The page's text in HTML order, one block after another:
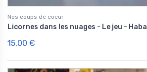
Nos coups de coeur
Licornes dans les nuages - Le jeu - Haba
15,00 €